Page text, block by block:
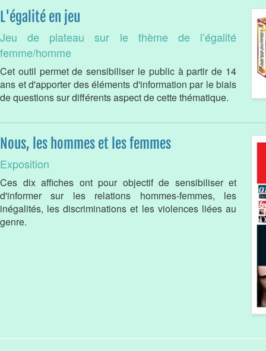
L'égalité en jeu
Jeu de plateau sur le thème de l’égalité
femme/homme
Cet outil permet de sensibiliser le public à partir de 14
ans et d'apporter des éléments d'information par le biais
de questions sur différents aspect de cette thématique.
Nous, les hommes et les femmes
Exposition
Ces dix affiches ont pour objectif de sensibiliser et
d'informer sur les relations hommes-femmes, les
inégalités, les discriminations et les violences liées au
genre.